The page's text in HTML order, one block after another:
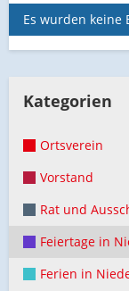
Es wurden keine
Kategorien
Ortsverein
Vorstand
Rat und
Feiertage in
Ferien in